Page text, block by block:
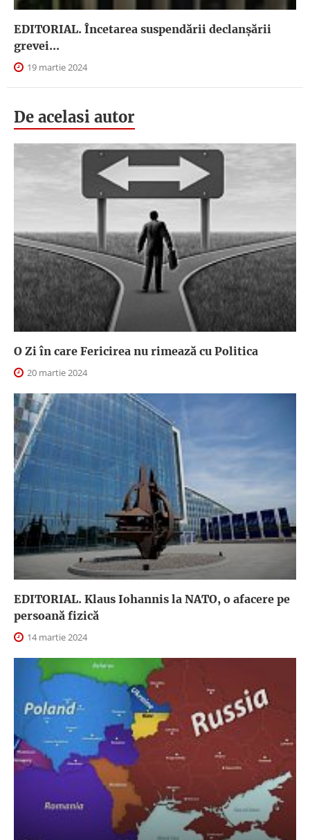
EDITORIAL. Încetarea suspendării declanşării
grevei...
19 martie 2024
De acelasi autor
O Zi în care Fericirea nu rimează cu Politica
20 martie 2024
EDITORIAL. Klaus Iohannis la NATO, o afacere pe
persoană fizică
14 martie 2024